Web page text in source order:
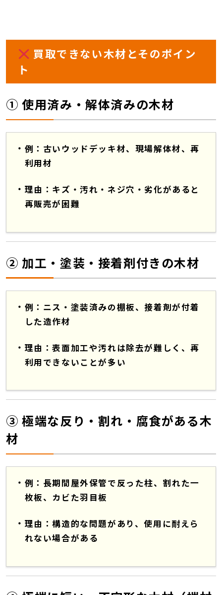
買取できない木材とそのポイン
ト
① 使用済み・解体済みの木材
例：古いウッドデッキ材、現場解体材、再
利用材
理由：キズ・汚れ・ネジ穴・劣化があると
再販売が困難
② 加工・塗装・接着剤付きの木材
例：ニス・塗装済みの棚板、接着剤が付着
した造作材
理由：表面加工や汚れは除去が難しく、再
利用できないことが多い
③ 極端な反り・割れ・腐食がある木
材
例：長期間屋外保管で反った柱、割れた一
枚板、カビた羽目板
理由：構造的な問題があり、使用に耐えら
れない場合がある